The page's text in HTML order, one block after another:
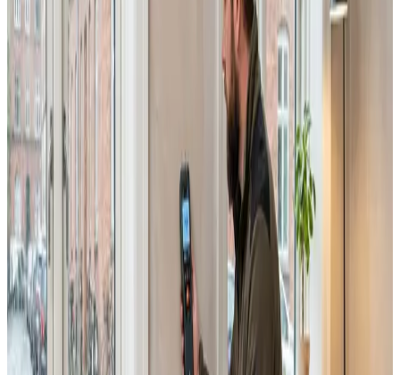
Erhverv, kontor og industri